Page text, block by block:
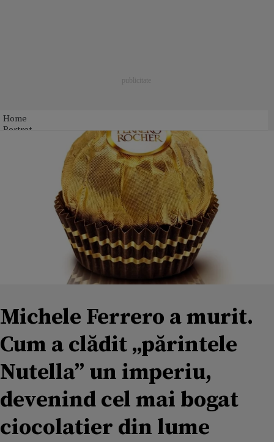
Home
Portret
Michele Ferrero a murit.
Cum a clădit „părintele
Nutella” un imperiu,
devenind cel mai bogat
ciocolatier din lume